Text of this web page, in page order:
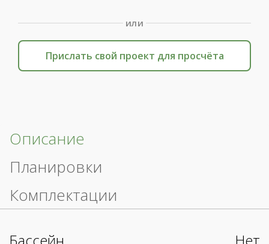
или
Прислать свой проект для просчёта
Описание
Планировки
Комплектации